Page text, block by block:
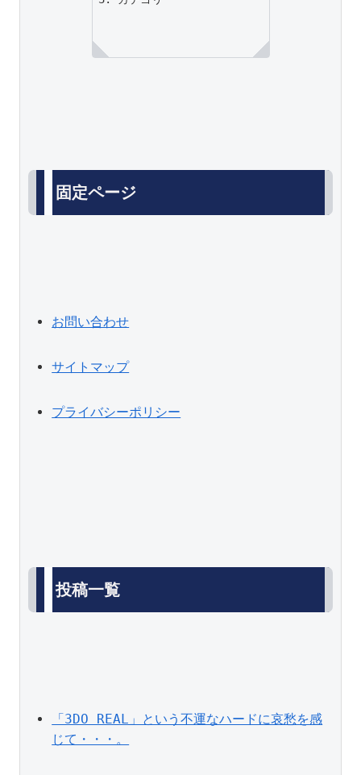
固定ページ
お問い合わせ
サイトマップ
プライバシーポリシー
投稿一覧
「3DO REAL」という不運なハードに哀愁を感
じて・・・。